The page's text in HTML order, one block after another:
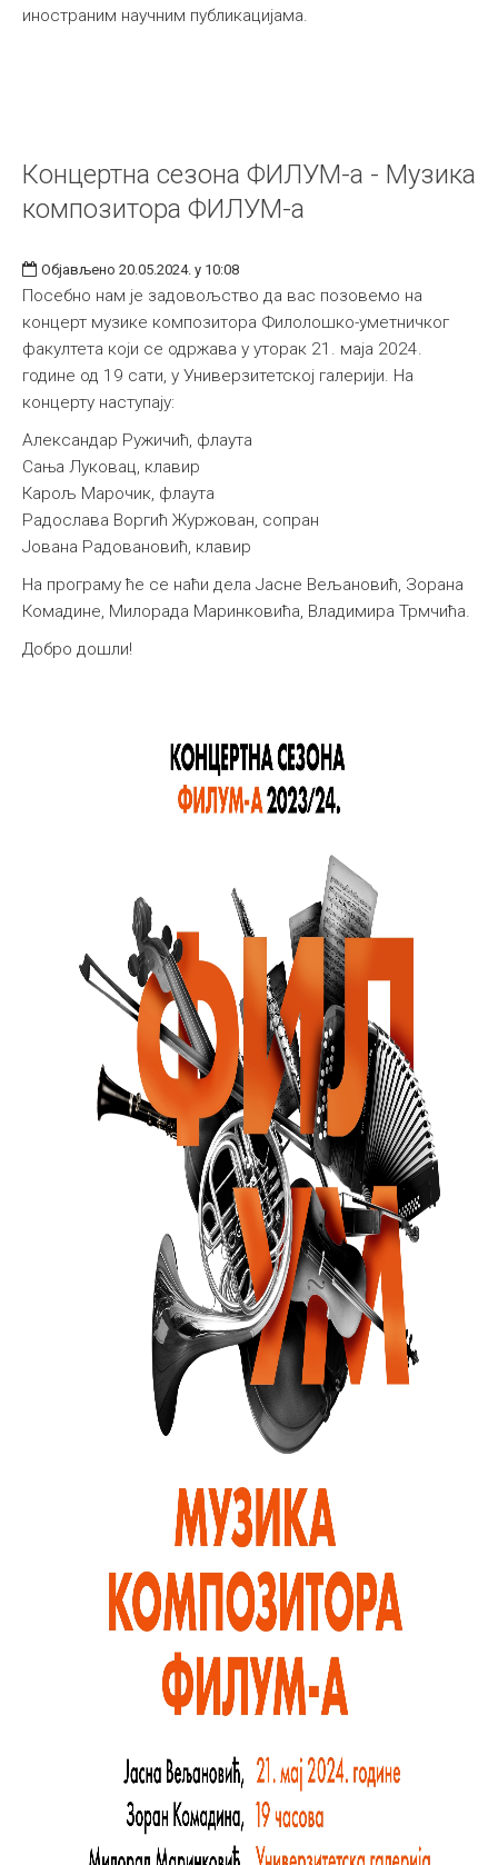
иностраним научним публикацијама.
Концертна сезона ФИЛУМ-а - Музика
композитора ФИЛУМ-а
Објављено 20.05.2024. у 10:08
Посебно нам је задовољство да вас позовемо на
концерт музике композитора Филолошко-уметничког
факултета који се одржава у уторак 21. маја 2024.
године од 19 сати, у Универзитетској галерији. На
концерту наступају:
Александар Ружичић, флаута
Сања Луковац, клавир
Карољ Марочик, флаута
Радослава Воргић Журжован, сопран
Јована Радовановић, клавир
На програму ће се наћи дела Јасне Вељановић, Зорана
Комадине, Милорада Маринковића, Владимира Трмчића.
Добро дошли!